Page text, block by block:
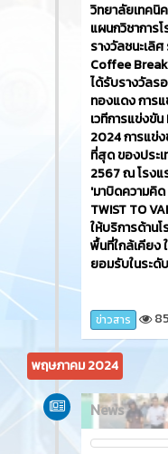
วิทยาลัยเทคนิ
แผนกวิชาการ
รางวัลชนะเลิ
Coffee
ได้รับรางวัลร
ทองแดง การ
เวทีการแข่งขั
2024 การแข่
ที่สุด ของประเ
2567 ณ โรงแ
'มาบิดความคิ
TWIST TO
ให้บริการด้าน
พื้นที่ใกล้เคียง
ยอมรับในระดั
ข่าวสาร
พฤษภาคม 2024
News